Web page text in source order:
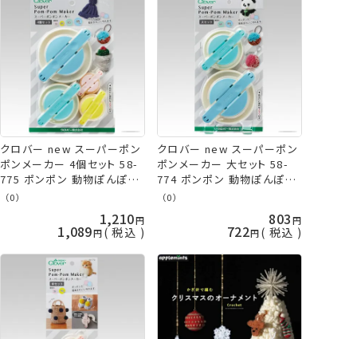
クロバー new スーパーポン
ポンメーカー 4個セット 58-
775 ポンポン 動物ぽんぽん
clv 手芸の山久
（0）
1,210
1,089 税込
クロバー new スーパーポン
ポンメーカー 大セット 58-
774 ポンポン 動物ぽんぽん
clv 手芸の山久
（0）
803
722 税込